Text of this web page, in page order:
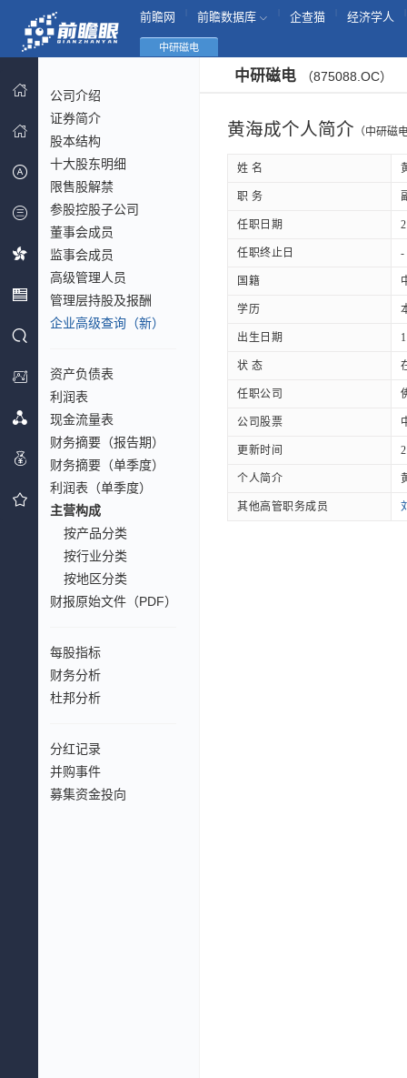
前瞻网 前瞻数据库 企查猫 经济学人
中研磁电
公司介绍
证券简介
股本结构
十大股东明细
限售股解禁
参股控股子公司
董事会成员
监事会成员
高级管理人员
管理层持股及报酬
企业高级查询（新）
资产负债表
利润表
现金流量表
财务摘要（报告期）
财务摘要（单季度）
利润表（单季度）
主营构成
按产品分类
按行业分类
按地区分类
财报原始文件（PDF）
每股指标
财务分析
杜邦分析
分红记录
并购事件
募集资金投向
中研磁电 （875088.OC）
黄海成个人简介 （中研磁
姓 名
职 务
任职日期
任职终止日 -
国籍
学历
出生日期
状 态
任职公司
公司股票
更新时间
个人简介
其他高管职务成员